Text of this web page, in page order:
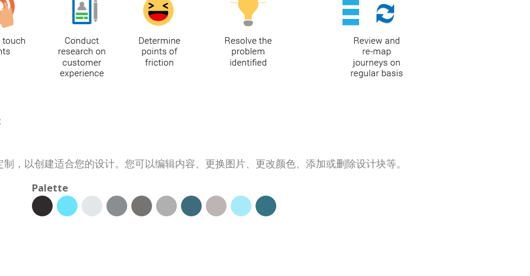
，以创建适合您的设计。您可以编辑内容、更换图片、更改颜色、添加或删除设计块等。
Palette